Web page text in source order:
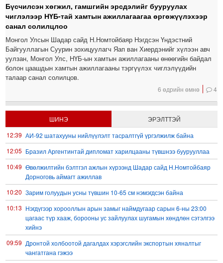
Бүсчилсэн хөгжил, гамшгийн эрсдэлийг бууруулах
чиглэлээр НҮБ-тай хамтын ажиллагаагаа өргөжүүлэхээр
санал солилцлоо
Монгол Улсын Шадар сайд Н.Номтойбаяр Нэгдсэн Үндэстний
Байгууллагын Суурин зохицуулагч Яап ван Хиердэнийг хүлээн авч
уулзан, Монгол Улс, НҮБ-ын хамтын ажиллагааны өнөөгийн байдал
болон цаашдын хамтын ажиллагааны тэргүүлэх чиглэлүүдийн
талаар санал солилцов.
6 өдрийн өмнө 4
ШИНЭ
ЭРЭЛТТЭЙ
12:39 АИ-92 шатахууны нийлүүлэлт тасралтгүй үргэлжилж байна
12:05 Бразил Аргентинтай дипломат харилцааны түвшнээ буурууллаа
10:49 Өвөлжилтийн бэлтгэл ажлын хүрээнд Шадар сайд Н.Номтойбаяр
Дорноговь аймагт ажиллав
10:20 Зарим голуудын усны түвшин 10-65 см нэмэгдсэн байна
10:13 Нэгдүгээр хорооллын арын замыг наймдугаар сарын 6-ны 23:00
цагаас түр хааж, борооны ус зайлуулах шугамын хөндлөн сэтэлгээ
хийнэ
09:59 Дронтой холбоотой дагалдах хэрэгслийн экспортын хяналтыг
чангатгана гэжээ